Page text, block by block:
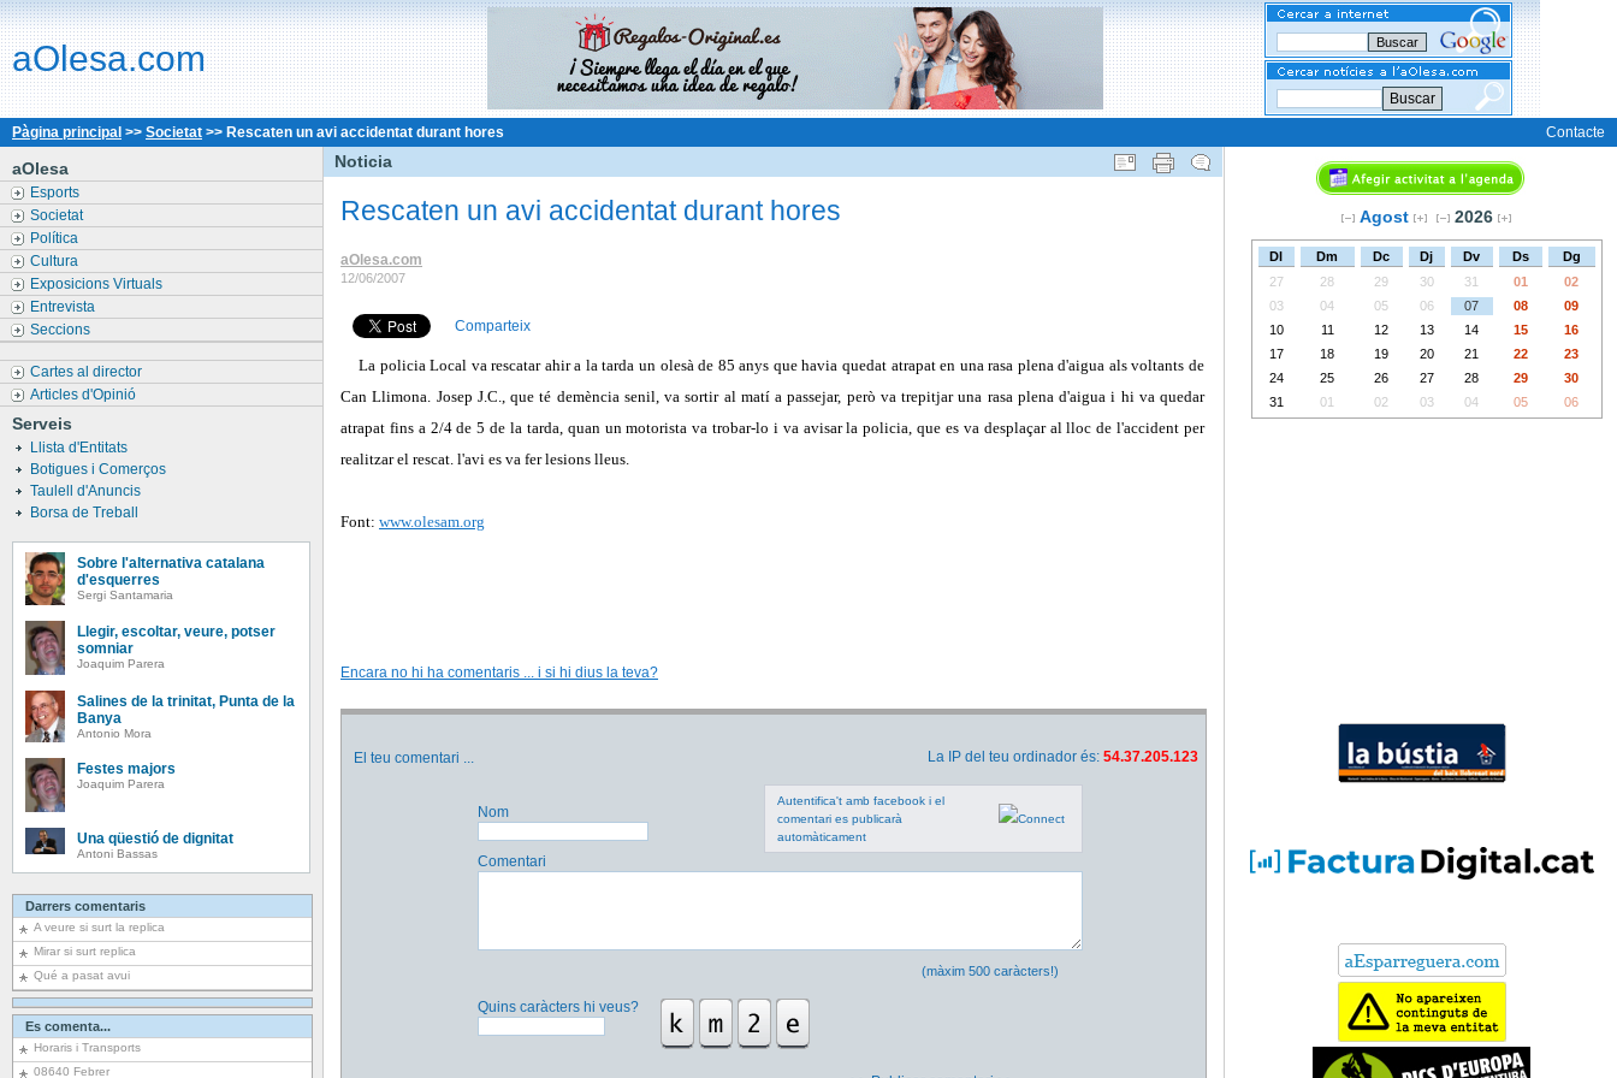
aOlesa.com
Buscar
Pàgina principal >> Societat >> Rescaten un avi accidentat durant hores Contacte
aOlesa
Esports
Societat
Política
Cultura
Exposicions Virtuals
Entrevista
Seccions
Cartes al director
Articles d'Opinió
Serveis
Llista d'Entitats
Botigues i Comerços
Taulell d'Anuncis
Borsa de Treball
Sobre l'alternativa catalana
d'esquerres
Sergi Santamaria
Llegir, escoltar, veure, potser
somniar
Joaquim Parera
Salines de la trinitat, Punta de la
Banya
Antonio Mora
Festes majors
Joaquim Parera
Una qüestió de dignitat
Antoni Bassas
Darrers comentaris
A veure si surt la replica
Mirar si surt replica
Qué a pasat avui
Es comenta...
Horaris i Transports
08640 Febrer
Noticia
Rescaten un avi accidentat durant hores
aOlesa.com
12/06/2007
Comparteix
La policia Local va rescatar ahir a la tarda un olesà de 85 anys que havia quedat atrapat en una rasa plena d'aigua als voltants de
Can Llimona. Josep J.C., que té demència senil, va sortir al matí a passejar, però va trepitjar una rasa plena d'aigua i hi va quedar
atrapat fins a 2/4 de 5 de la tarda, quan un motorista va trobar-lo i va avisar la policia, que es va desplaçar al lloc de l'accident per
realitzar el rescat. l'avi es va fer lesions lleus.
Font: www.olesam.org
Encara no hi ha comentaris ... i si hi dius la teva?
El teu comentari ... La IP del teu ordinador és: 54.37.205.123
Nom
Autentifica't amb facebook i el
comentari es publicarà
automàticament
Comentari
(màxim 500 caràcters!)
Quins caràcters hi veus?
Agost 2026
Dl Dm Dc Dj Dv Ds
Dg
27
28 29 30 31 01
02
03
04 05 06 07 08
09
10
11 12 13 14 15
16
17
18 19 20 21 22
23
24
25 26 27 28 29
30
31
01 02 03 04 05 06